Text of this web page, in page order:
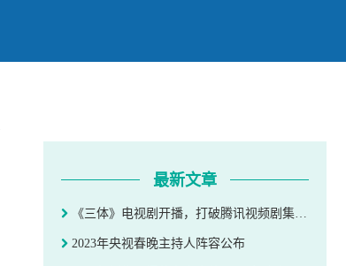
最新文章
《三体》电视剧开播，打破腾讯视频剧集首日热度值纪录
2023年央视春晚主持人阵容公布